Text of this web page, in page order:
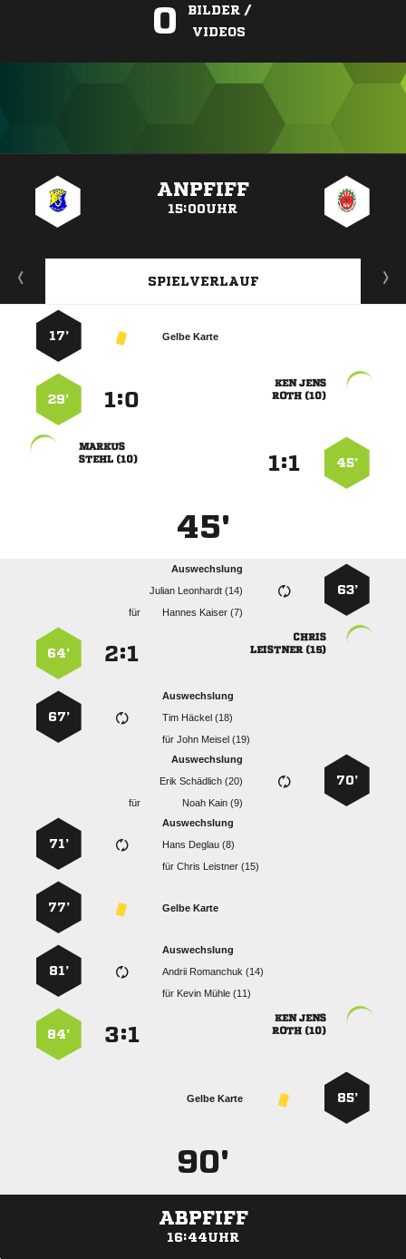
0
BILDER /
VIDEOS
ANPFIFF
15:00UHR
SPIELVERLAUF
Gelbe Karte
17’
 
 
:
29’
45’
:

 
45'
63’
Auswechslung
  
für
  

 
:
64’
Auswechslung
  
für  
67’
70’
Auswechslung
  
für
  
Auswechslung
  
für  
71’
Gelbe Karte
77’
Auswechslung
  
für   
81’
 
 
:
84’
85’
Gelbe Karte
90'
ABPFIFF
16:44UHR